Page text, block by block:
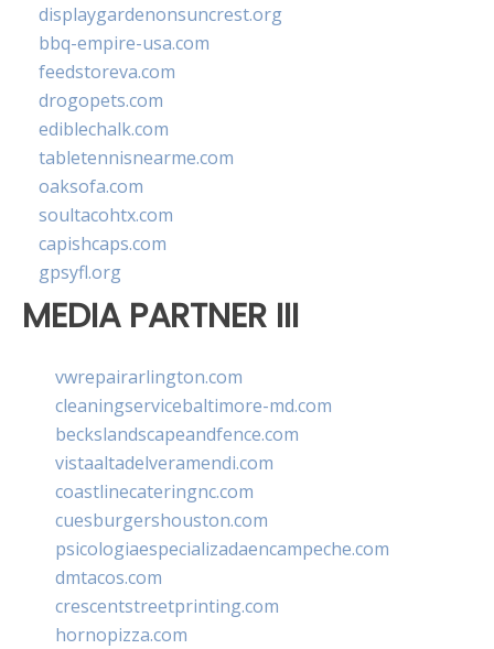
displaygardenonsuncrest.org
bbq-empire-usa.com
feedstoreva.com
drogopets.com
ediblechalk.com
tabletennisnearme.com
oaksofa.com
soultacohtx.com
capishcaps.com
gpsyfl.org
MEDIA PARTNER III
vwrepairarlington.com
cleaningservicebaltimore-md.com
beckslandscapeandfence.com
vistaaltadelveramendi.com
coastlinecateringnc.com
cuesburgershouston.com
psicologiaespecializadaencampeche.com
dmtacos.com
crescentstreetprinting.com
hornopizza.com